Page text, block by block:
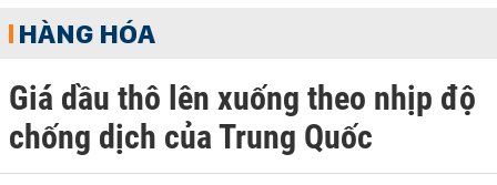
HÀNG HÓA
Giá dầu thô lên xuống theo nhịp độ
chống dịch của Trung Quốc